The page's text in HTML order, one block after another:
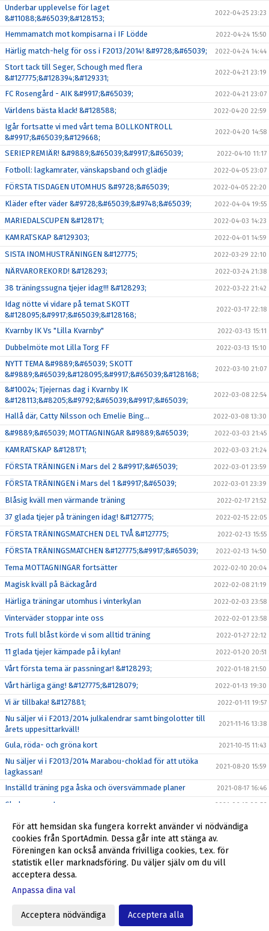
Underbar upplevelse för laget
&#11088;&#65039;&#128153;
2022-04-25 23:23
Hemmamatch mot kompisarna i IF Lödde 2022-04-24 15:50
Härlig match-helg för oss i F2013/2014! &#9728;&#65039; 2022-04-24 14:44
Stort tack till Seger, Schough med flera
&#127775;&#128394;&#129331;
2022-04-21 23:19
FC Rosengård - AIK &#9917;&#65039; 2022-04-21 23:07
Världens bästa klack! &#128588; 2022-04-20 22:59
Igår fortsatte vi med vårt tema BOLLKONTROLL
&#9917;&#65039;&#129668;
2022-04-20 14:58
SERIEPREMIÄR! &#9889;&#65039;&#9917;&#65039; 2022-04-10 11:17
Fotboll: lagkamrater, vänskapsband och glädje 2022-04-05 23:07
FÖRSTA TISDAGEN UTOMHUS &#9728;&#65039; 2022-04-05 22:20
Kläder efter väder &#9728;&#65039;&#9748;&#65039; 2022-04-04 19:55
MARIEDALSCUPEN &#128171; 2022-04-03 14:23
KAMRATSKAP &#129303; 2022-04-01 14:59
SISTA INOMHUSTRÄNINGEN &#127775; 2022-03-29 22:10
NÄRVAROREKORD! &#128293; 2022-03-24 21:38
38 träningssugna tjejer idag!!! &#128293; 2022-03-22 21:42
Idag nötte vi vidare på temat SKOTT
&#128095;&#9917;&#65039;&#128168;
2022-03-17 22:18
Kvarnby IK Vs "Lilla Kvarnby" 2022-03-13 15:11
Dubbelmöte mot Lilla Torg FF 2022-03-13 15:10
NYTT TEMA &#9889;&#65039; SKOTT
&#9889;&#65039;&#128095;&#9917;&#65039;&#128168;
2022-03-10 21:07
&#10024; Tjejernas dag i Kvarnby IK
&#128113;&#8205;&#9792;&#65039;&#9917;&#65039;
2022-03-08 22:54
Hallå där, Catty Nilsson och Emelie Bing… 2022-03-08 13:30
&#9889;&#65039; MOTTAGNINGAR &#9889;&#65039; 2022-03-03 21:45
KAMRATSKAP &#128171; 2022-03-03 21:24
FÖRSTA TRÄNINGEN i Mars del 2 &#9917;&#65039; 2022-03-01 23:59
FÖRSTA TRÄNINGEN i Mars del 1 &#9917;&#65039; 2022-03-01 23:39
Blåsig kväll men värmande träning 2022-02-17 21:52
37 glada tjejer på träningen idag! &#127775; 2022-02-15 22:05
FÖRSTA TRÄNINGSMATCHEN DEL TVÅ &#127775; 2022-02-13 15:55
FÖRSTA TRÄNINGSMATCHEN &#127775;&#9917;&#65039; 2022-02-13 14:50
Tema MOTTAGNINGAR fortsätter 2022-02-10 20:04
Magisk kväll på Bäckagård 2022-02-08 21:19
Härliga träningar utomhus i vinterkylan 2022-02-03 23:58
Vinterväder stoppar inte oss 2022-02-01 23:58
Trots full blåst körde vi som alltid träning 2022-01-27 22:12
11 glada tjejer kämpade på i kylan! 2022-01-20 20:51
Vårt första tema är passningar! &#128293; 2022-01-18 21:50
Vårt härliga gäng! &#127775;&#128079; 2022-01-13 19:30
Vi är tillbaka! &#127881; 2022-01-11 19:57
Nu säljer vi i F2013/2014 julkalendrar samt bingolotter till
årets uppesittarkväll!
2021-11-16 13:38
Gula, röda- och gröna kort 2021-10-15 11:43
Nu säljer vi i F2013/2014 Marabou-choklad för att utöka
lagkassan!
2021-08-20 15:59
Inställd träning pga åska och översvämmade planer 2021-08-17 16:46
Glad sommar ! 2021-06-18 09:56
Seriestarten framflyttad till 22-23 maj! 2021-04-28 08:29
Glöm inte att svara på våra kallelser! 2021-04-09 15:07
Matchregler inför seriespel! 2021-04-08 21:39
Gå till Webbversion
För att hemsidan ska fungera korrekt använder vi nödvändiga
cookies från SportAdmin. Dessa går inte att stänga av.
Föreningen kan också använda frivilliga cookies, t.ex. för
statistik eller marknadsföring. Du väljer själv om du vill
acceptera dessa.
Anpassa dina val
Acceptera nödvändiga Acceptera alla